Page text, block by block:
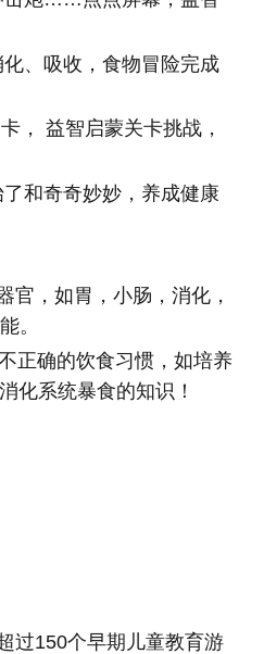
、吸收，食物冒险完成
， 益智启蒙关卡挑战，
和奇奇妙妙，养成健康
官，如胃，小肠，消化，
。
正确的饮食习惯，如培养
化系统暴食的知识！
过150个早期儿童教育游